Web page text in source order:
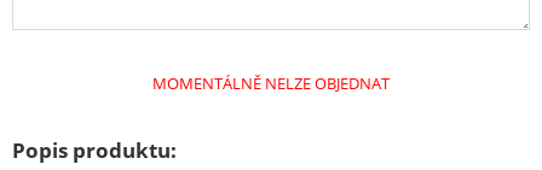
ELEKTRO
M.A.T.ýsek
MOMENTÁLNĚ NELZE OBJEDNAT
Popis produktu: